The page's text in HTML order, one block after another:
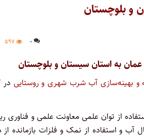
و بلوچستان
۰ ۵۹۷
عمان به استان سیستان و بلوچستان
و بهینه‌سازی آب شرب شهری و روستایی
از توان علمی معاونت علمی و
آب و استفاده از نمک و فلزات بازمانده